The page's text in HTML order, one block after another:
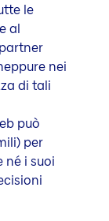
le
al
nei
di tali
può
per
i suoi